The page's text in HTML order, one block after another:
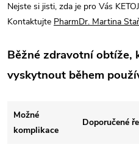
Nejste si jisti, zda je pro Vás
Kontaktujte PharmDr. Martina
Běžné zdravotní obtíže,
vyskytnout během
Možné
komplikace
Doporučené